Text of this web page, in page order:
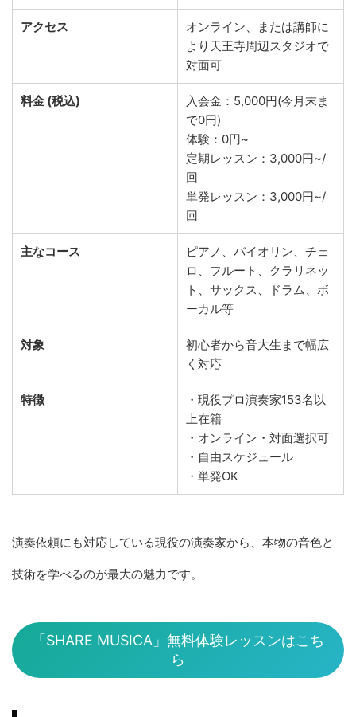
アクセス
オンライン、または講師に
より天王寺周辺スタジオで
対面可
料金 (税込)
入会金：5,000円(今月末ま
で0円)
体験：0円~
定期レッスン：3,000円~/
回
単発レッスン：3,000円~/
回
主なコース
ピアノ、バイオリン、チェ
ロ、フルート、クラリネッ
ト、サックス、ドラム、ボ
ーカル等
対象
初心者から音大生まで幅広
く対応
特徴
・現役プロ演奏家153名以
上在籍
・オンライン・対面選択可
・自由スケジュール
・単発OK
演奏依頼にも対応している現役の演奏家から、本物の音色と
技術を学べるのが最大の魅力です。
「SHARE MUSICA」無料体験レッスンはこち
ら